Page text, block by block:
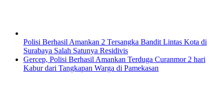
Polisi Berhasil Amankan 2 Tersangka Bandit Lintas Kota di
Surabaya Salah Satunya Residivis
Gercep, Polisi Berhasil Amankan Terduga Curanmor 2 hari
Kabur dari Tangkapan Warga di Pamekasan